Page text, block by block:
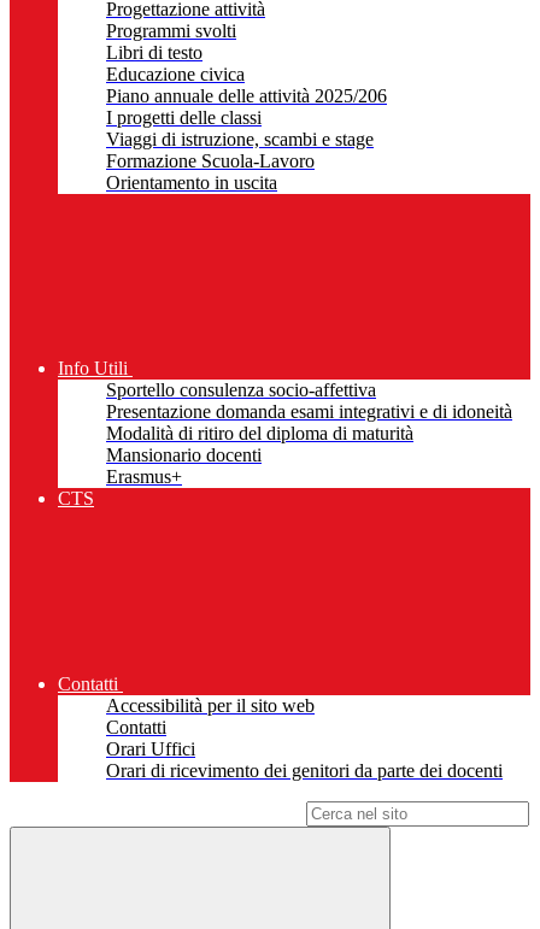
Progettazione attività
Programmi svolti
Libri di testo
Educazione civica
Piano annuale delle attività 2025/206
I progetti delle classi
Viaggi di istruzione, scambi e stage
Formazione Scuola-Lavoro
Orientamento in uscita
Info Utili
Sportello consulenza socio-affettiva
Presentazione domanda esami integrativi e di idoneità
Modalità di ritiro del diploma di maturità
Mansionario docenti
Erasmus+
CTS
Contatti
Accessibilità per il sito web
Contatti
Orari Uffici
Orari di ricevimento dei genitori da parte dei docenti